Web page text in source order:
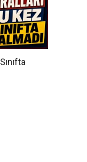
Malatya'da Bugün
Boyraz: Yeni üyeler
Malatya'da itfaiye